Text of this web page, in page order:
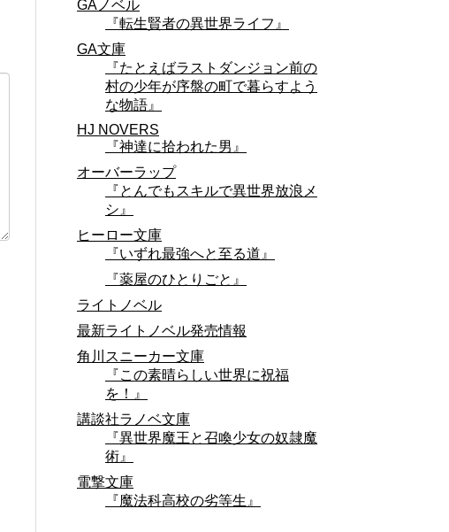
GAノベル
『転生賢者の異世界ライフ』
GA文庫
『たとえばラストダンジョン前の
村の少年が序盤の町で暮らすよう
な物語』
HJ NOVERS
『神達に拾われた男』
オーバーラップ
『とんでもスキルで異世界放浪メ
シ』
ヒーロー文庫
『いずれ最強へと至る道』
『薬屋のひとりごと』
ライトノベル
最新ライトノベル発売情報
角川スニーカー文庫
『この素晴らしい世界に祝福
を！』
講談社ラノベ文庫
『異世界魔王と召喚少女の奴隷魔
術』
電撃文庫
『魔法科高校の劣等生』